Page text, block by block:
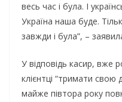
весь час і була. І
Україна наша буде.
завжди і була”, –
У відповідь касир, вже
клієнтці “тримати свою
майже півтора року